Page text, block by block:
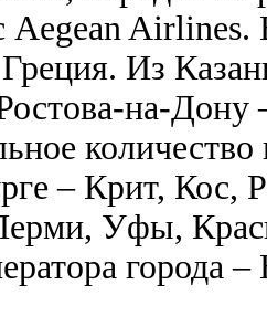
Aegean
Греция. Из
на-
количество
– Крит,
Уфы,
города